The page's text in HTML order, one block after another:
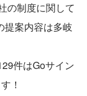
の制度に関して
提案内容は多岐
件はGoサイン
！